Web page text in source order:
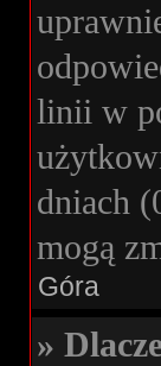
linii w
dniach
mogą
Góra
»